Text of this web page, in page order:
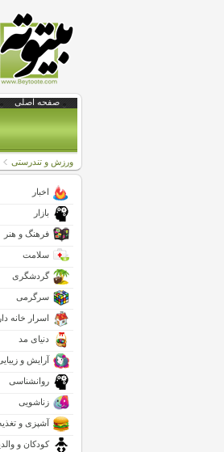
صفحه اصلی
ورزش و تندرستی
اخبار
بازار
فرهنگ و هنر
سلامت
گردشگری
سرگرمی
اسرار خانه
دنیای مد
آرایش و
روانشناسی
زناشویی
آشپزی و
کودکان و